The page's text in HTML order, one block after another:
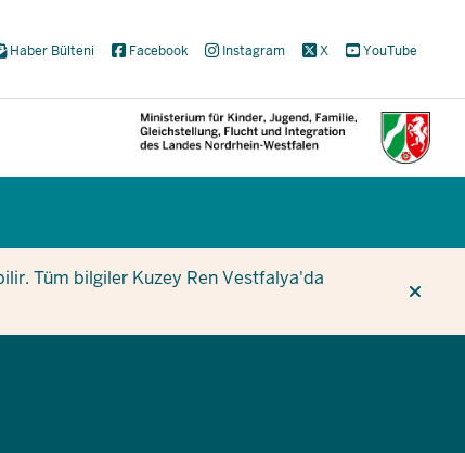
Haber Bülteni Facebook Instagram X YouTube
Tüm bilgiler Kuzey Ren Vestfalya'da